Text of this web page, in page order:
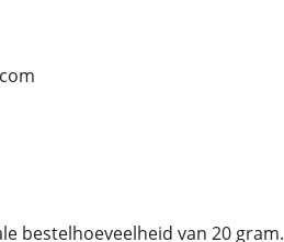
bestelhoeveelheid van 20 gram.